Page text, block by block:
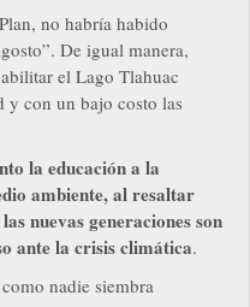
no habría habido
De igual manera,
el Lago Tlahuac
y con un bajo costo las
la educación a la
ambiente, al resaltar
nuevas generaciones son
ante la crisis climática.
nadie siembra